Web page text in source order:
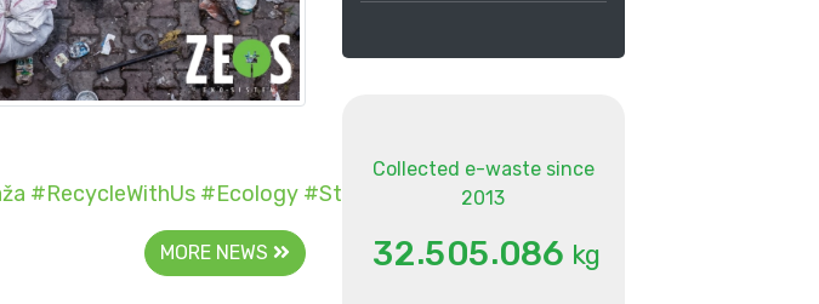
#RecycleWithUs #Ecology #StariAparati
MORE NEWS
Collected e-waste since
2013
32.505.086 kg